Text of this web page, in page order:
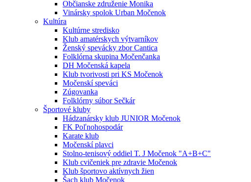
Občianske združenie Monika
Vinársky spolok Urban Močenok
Kultúra
Kultúrne stredisko
Klub amatérskych výtvarníkov
Ženský spevácky zbor Cantica
Folklórna skupina Močenčanka
DH Močenská kapela
Klub tvorivosti pri KS Močenok
Močenskí speváci
Zúgovanka
Folklórny súbor Sečkár
Športové kluby
Hádzanársky klub JUNIOR Močenok
FK Poľnohospodár
Karate klub
Močenskí plavci
Stolno-tenisový oddiel T. J Močenok "A+B+C"
Klub cvičeniek pre zdravie Močenok
Klub športovo aktívnych žien
Šach klub Močenok